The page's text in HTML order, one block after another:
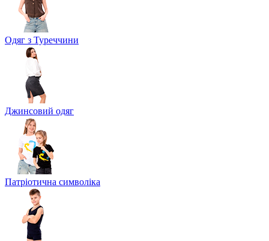
Одяг з Туреччини
Джинсовий одяг
Патріотична символіка